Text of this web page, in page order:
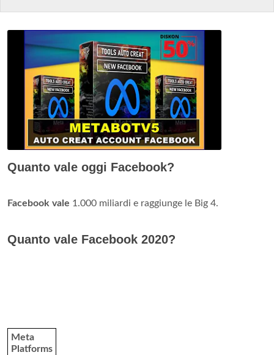
Quanto vale oggi Facebook?
Facebook vale 1.000 miliardi e raggiunge le Big 4.
Quanto vale Facebook 2020?
Meta
Platforms